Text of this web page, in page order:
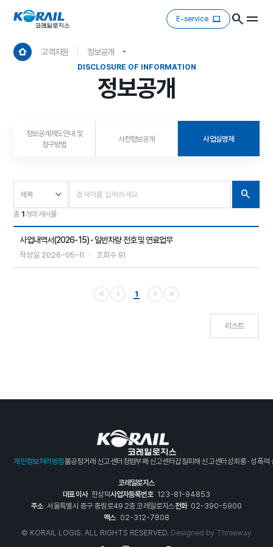
E-service
고객지원 정보공개
DISCLOSURE OF INFORMATION
정보공개
정보공개제도안내 및
청구방법
사전정보공개 사업실명제
총 1개의 게시물
사업내역서(2026-15) - 일반차량 전호 및 연료업무
작성일 2026-05-11 조회수 91
1
리스트
개인정보처리방침불공정거래 신고센터 청렴부패 신고센터갑질피해 신고센터성희롱 · 성폭력
코레일로지스
대표이사 한상덕사업자등록번호 123-81-94853
주소 서울특별시 중구 중림로49 2층 코레일로지스전화 02-390-5900
팩스 02-312-7808
© KORAIL LOGIS. ALL RIGHTS RESERVED. Designed by Threeway